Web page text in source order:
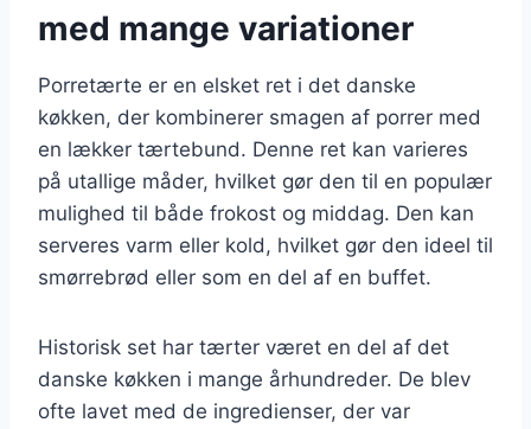
med mange variationer
Porretærte er en elsket ret i det danske
køkken, der kombinerer smagen af porrer med
en lækker tærtebund. Denne ret kan varieres
på utallige måder, hvilket gør den til en populær
mulighed til både frokost og middag. Den kan
serveres varm eller kold, hvilket gør den ideel til
smørrebrød eller som en del af en buffet.
Historisk set har tærter været en del af det
danske køkken i mange århundreder. De blev
ofte lavet med de ingredienser, der var